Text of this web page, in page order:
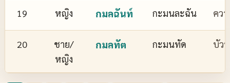
19 หญิง กมลฉันท์ กะมนละฉัน คว
20
ชาย/
หญิง
กมลทัต กะมนทัด บัว